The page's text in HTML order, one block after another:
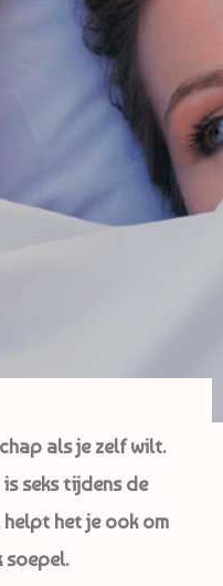
als je zelf wilt.
seks tijdens de
het je ook om
soepel.